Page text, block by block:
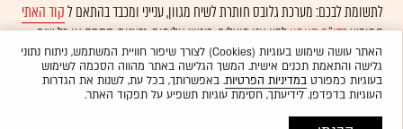
לתשומת לבכם: מערכת גלובס חותרת לשיח מגוון, ענייני ומכבד בהתאם לקוד האתי
המופיעבדו"ח האמוןלפיו אנו פועלים. ביטויי אלימות, גזענות, הסתה או כל שיח
בלתי הולם אחר מסוננים בצורהאוטומטיתולא יפורסמו באתר.
האתר עושה שימוש בעוגיות (Cookies) לצורך שיפור חוויית המשתמש, ניתוח נתוני
גלישה והתאמת תכנים אישית. המשך הגלישה באתר מהווה הסכמה לשימוש
בעוגיות כמפורטבמדיניות הפרטיות. באפשרותך, בכל עת, לשנות את הגדרות
העוגיות בדפדפן. לידיעתך, חסימת עוגיות תשפיע על תפקוד האתר.